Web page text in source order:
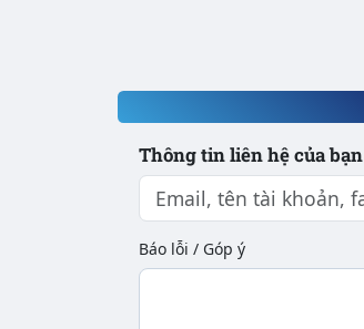
Thông tin liên hệ của bạn
Báo lỗi / Góp ý